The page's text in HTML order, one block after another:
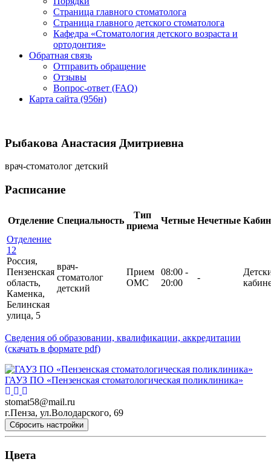
Страница главного стоматолога
Страница главного детского стоматолога
Кафедра «Стоматология детского возраста и
ортодонтия»
Обратная связь
Отправить обращение
Отзывы
Вопрос-ответ (FAQ)
Карта сайта (956н)
Рыбакова Анастасия Дмитриевна
врач-стоматолог детский
Расписание
Отделение Специальность
Тип
приема
Четные Нечетные
Отделение
12
Россия,
Пензенская
область,
Каменка,
Белинская
улица, 5
врач-
стоматолог
детский
Прием
ОМС
08:00 -
20:00
-
Сведения об образовании, квалификации, аккредитации
(скачать в формате pdf)
ГАУЗ ПО «Пензенская стоматологическая поликлиника»
stomat58@mail.ru
г.Пенза, ул.Володарского, 69
Сбросить настройки
Цвета